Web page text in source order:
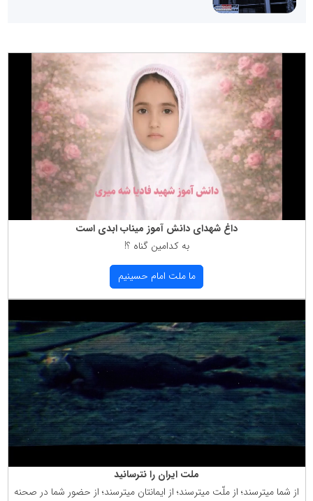
داغ شهدای دانش آموز میناب ابدی است
به كدامین گناه ؟!
ما ملت امام حسینیم
ملت ایران را نترسانید
از شما میترسند؛ از ملّت میترسند؛ از ایمانتان میترسند؛ از حضور شما در صحنه